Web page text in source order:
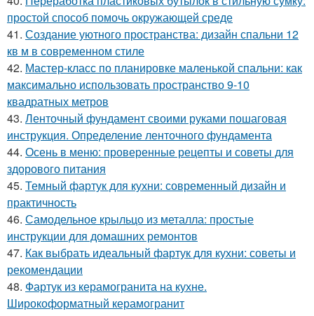
простой способ помочь окружающей среде
41. Создание уютного пространства: дизайн спальни 12
кв м в современном стиле
42. Мастер-класс по планировке маленькой спальни: как
максимально использовать пространство 9-10
квадратных метров
43. Ленточный фундамент своими руками пошаговая
инструкция. Определение ленточного фундамента
44. Осень в меню: проверенные рецепты и советы для
здорового питания
45. Темный фартук для кухни: современный дизайн и
практичность
46. Самодельное крыльцо из металла: простые
инструкции для домашних ремонтов
47. Как выбрать идеальный фартук для кухни: советы и
рекомендации
48. Фартук из керамогранита на кухне.
Широкоформатный керамогранит